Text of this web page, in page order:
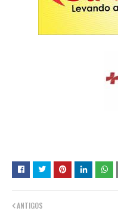
ANTIGOS